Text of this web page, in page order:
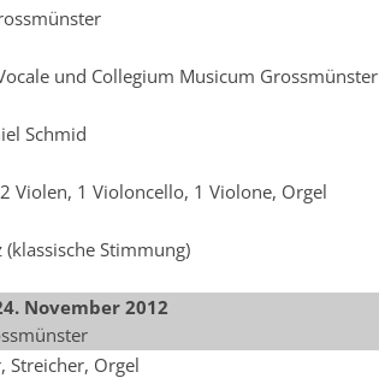
und Collegium Musicum Grossmünster
Schmid
Violen, 1 Violoncello, 1 Violone, Orgel
(klassische Stimmung)
November 2012
Streicher, Orgel